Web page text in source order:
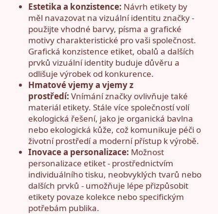
Estetika a konzistence: Návrh etikety by
měl navazovat na vizuální identitu značky -
použijte vhodné barvy, písma a grafické
motivy charakteristické pro vaši společnost.
Grafická konzistence etiket, obalů a dalších
prvků vizuální identity buduje důvěru a
odlišuje výrobek od konkurence.
Hmatové vjemy a vjemy z
prostředí: Vnímání značky ovlivňuje také
materiál etikety. Stále více společností volí
ekologická řešení, jako je organická bavlna
nebo ekologická kůže, což komunikuje péči o
životní prostředí a moderní přístup k výrobě.
Inovace a personalizace: Možnost
personalizace etiket - prostřednictvím
individuálního tisku, neobvyklých tvarů nebo
dalších prvků - umožňuje lépe přizpůsobit
etikety povaze kolekce nebo specifickým
potřebám publika.